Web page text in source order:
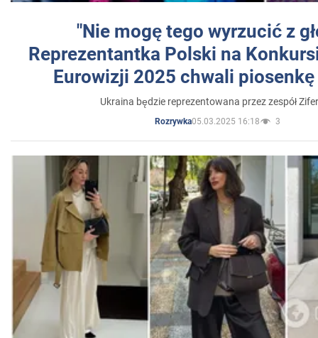
"Nie mogę tego wyrzucić z
Reprezentantka Polski na
Eurowizji 2025 chwali
Ukraina będzie reprezentowana przez zespół
Rozrywka05.03.2025 16:18 3